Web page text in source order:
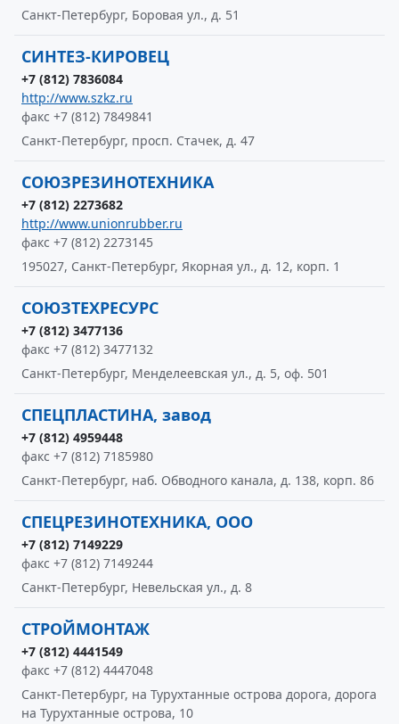
Санкт-Петербург, Боровая ул., д. 51
СИНТЕЗ-КИРОВЕЦ
+7 (812) 7836084
http://www.szkz.ru
факс +7 (812) 7849841
Санкт-Петербург, просп. Стачек, д. 47
СОЮЗРЕЗИНОТЕХНИКА
+7 (812) 2273682
http://www.unionrubber.ru
факс +7 (812) 2273145
195027, Санкт-Петербург, Якорная ул., д. 12, корп. 1
СОЮЗТЕХРЕСУРС
+7 (812) 3477136
факс +7 (812) 3477132
Санкт-Петербург, Менделеевская ул., д. 5, оф. 501
СПЕЦПЛАСТИНА, завод
+7 (812) 4959448
факс +7 (812) 7185980
Санкт-Петербург, наб. Обводного канала, д. 138, корп. 86
СПЕЦРЕЗИНОТЕХНИКА, ООО
+7 (812) 7149229
факс +7 (812) 7149244
Санкт-Петербург, Невельская ул., д. 8
СТРОЙМОНТАЖ
+7 (812) 4441549
факс +7 (812) 4447048
Санкт-Петербург, на Турухтанные острова дорога, дорога
на Турухтанные острова, 10